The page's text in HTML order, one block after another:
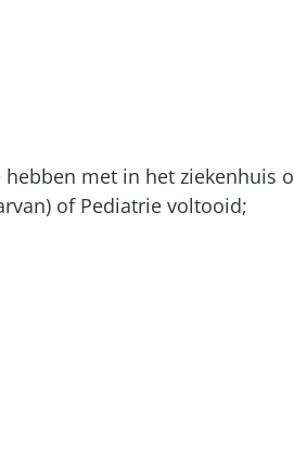
met in het ziekenhuis
of Pediatrie voltooid;